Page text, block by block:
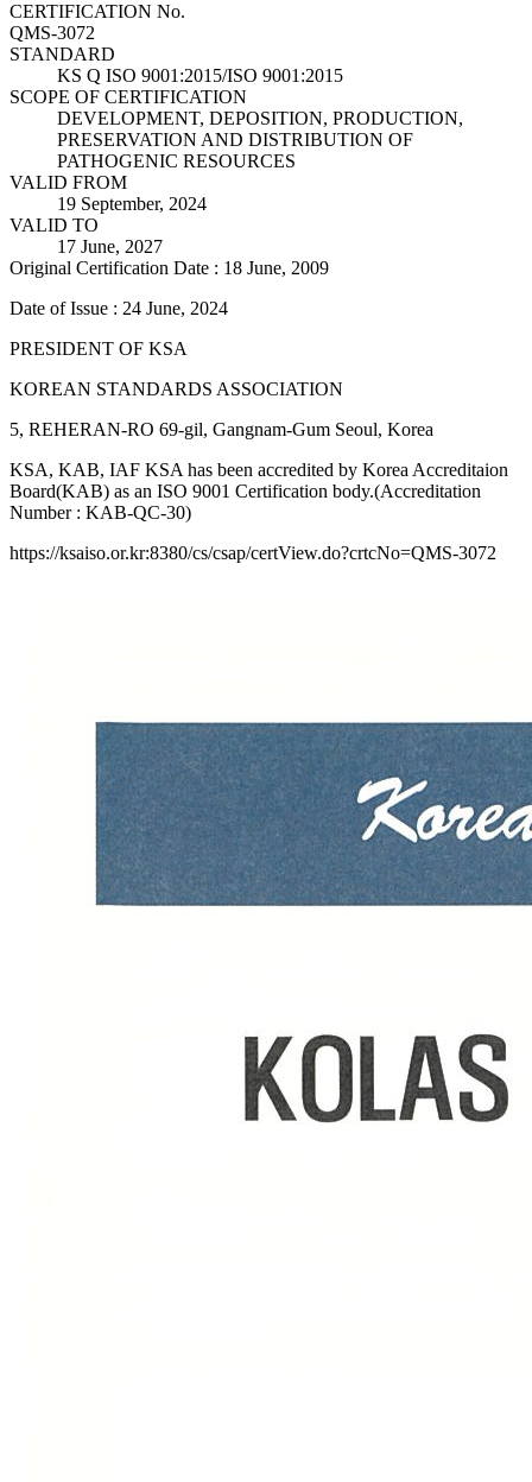
CERTIFICATION No.
QMS-3072
STANDARD
KS Q ISO 9001:2015/ISO 9001:2015
SCOPE OF CERTIFICATION
DEVELOPMENT, DEPOSITION, PRODUCTION,
PRESERVATION AND DISTRIBUTION OF
PATHOGENIC RESOURCES
VALID FROM
19 September, 2024
VALID TO
17 June, 2027
Original Certification Date : 18 June, 2009
Date of Issue : 24 June, 2024
PRESIDENT OF KSA
KOREAN STANDARDS ASSOCIATION
5, REHERAN-RO 69-gil, Gangnam-Gum Seoul, Korea
KSA, KAB, IAF KSA has been accredited by Korea Accreditaion
Board(KAB) as an ISO 9001 Certification body.(Accreditation
Number : KAB-QC-30)
https://ksaiso.or.kr:8380/cs/csap/certView.do?crtcNo=QMS-3072